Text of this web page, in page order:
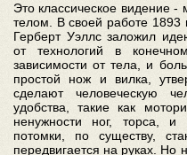
Это классическое видение -
телом. В своей работе 1893
Герберт Уэллс заложил
от технологий в
зависимости от тела, и
простой нож и вилка,
сделают человеческую
удобства, такие как
ненужности ног, торса,
потомки, по существу,
передвигается на руках. Но